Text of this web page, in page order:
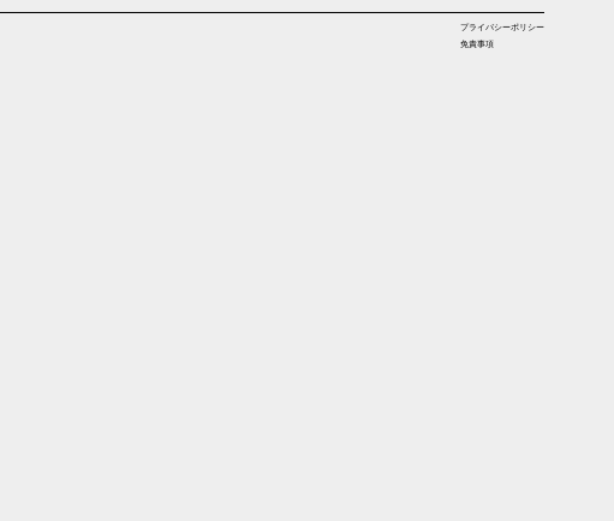
プライバシーポリシー
免責事項